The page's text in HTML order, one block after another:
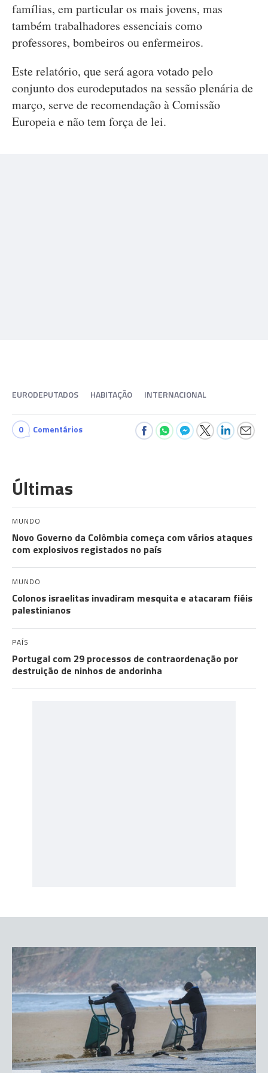
famílias, em particular os mais jovens, mas
também trabalhadores essenciais como
professores, bombeiros ou enfermeiros.
Este relatório, que será agora votado pelo
conjunto dos eurodeputados na sessão plenária de
março, serve de recomendação à Comissão
Europeia e não tem força de lei.
EURODEPUTADOS HABITAÇÃO INTERNACIONAL
0 Comentários
Últimas
MUNDO
Novo Governo da Colômbia começa com vários ataques
com explosivos registados no país
MUNDO
Colonos israelitas invadiram mesquita e atacaram fiéis
palestinianos
PAÍS
Portugal com 29 processos de contraordenação por
destruição de ninhos de andorinha